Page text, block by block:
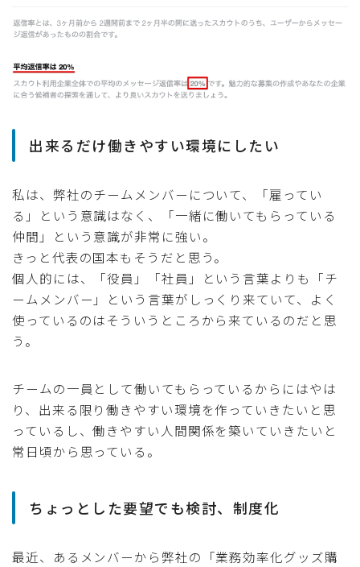
出来るだけ働きやすい環境にしたい
私は、弊社のチームメンバーについて、「雇ってい
る」という意識はなく、「一緒に働いてもらっている
仲間」という意識が非常に強い。
きっと代表の国本もそうだと思う。
個人的には、「役員」「社員」という言葉よりも「チ
ームメンバー」という言葉がしっくり来ていて、よく
使っているのはそういうところから来ているのだと思
う。
チームの一員として働いてもらっているからにはやは
り、出来る限り働きやすい環境を作っていきたいと思
っているし、働きやすい人間関係を築いていきたいと
常日頃から思っている。
ちょっとした要望でも検討、制度化
最近、あるメンバーから弊社の「業務効率化グッズ購